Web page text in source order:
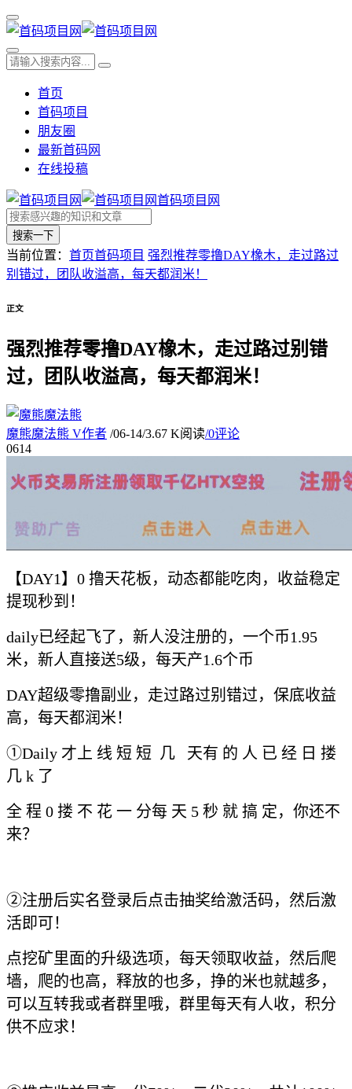
首页
首码项目
朋友圈
最新首码网
在线投稿
首码项目网
搜索一下
当前位置： 首页首码项目 强烈推荐零撸DAY橡木，走过路过
别错过，团队收溢高，每天都润米！
正文
强烈推荐零撸DAY橡木，走过路过别错
过，团队收溢高，每天都润米！
魔熊魔法熊 V作者 /06-14/3.67 K阅读/0评论
0614
【DAY1】0 撸天花板，动态都能吃肉，收益稳定
提现秒到！
daily已经起飞了，新人没注册的，一个币1.95
米，新人直接送5级，每天产1.6个币
DAY超级零撸副业，走过路过别错过，保底收益
高，每天都润米！
①Daily 才上 线 短 短 几 天有 的 人 已 经 日 搂
几 k 了
全 程 0 搂 不 花 一 分每 天 5 秒 就 搞 定，你还不
来？
②注册后实名登录后点击抽奖给激活码，然后激
活即可！
点挖矿里面的升级选项，每天领取收益，然后爬
墙，爬的也高，释放的也多，挣的米也就越多，
可以互转我或者群里哦，群里每天有人收，积分
供不应求！